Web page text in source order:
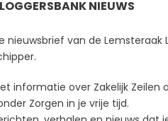
NIEUWS
nieuwsbrief van de Lemsteraak
informatie over Zakelijk Zeilen
Zorgen in je vrije tijd.